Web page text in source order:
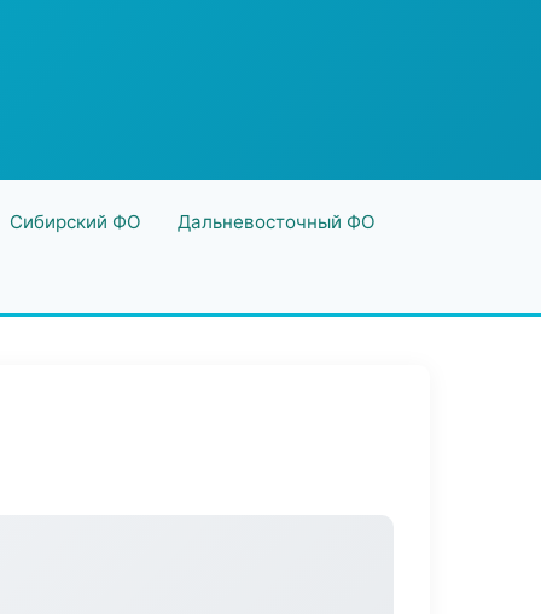
Сибирский ФО Дальневосточный ФО